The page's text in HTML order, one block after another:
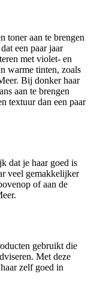
toner aan te brengen
een paar jaar
met violet- en
warme tinten, zoals
Bij donker haar
aan te brengen
textuur dan een paar
dat je haar goed is
veel gemakkelijker
of aan de
gebruikt die
Met deze
zelf goed in